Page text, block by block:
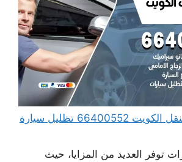
تظليل سيارات متنقل الكويت 66400552 تظليل سيارة
توفر العديد من المزايا، حيث